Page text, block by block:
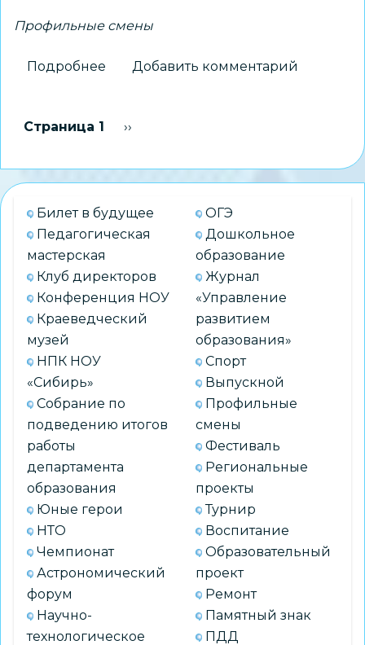
Профильные смены
Подробнее
«Каравелла»
на
смене на
Черноморском
Добавить комментарий
Нумерация
Страница 1 Следующая страница
››
Билет в будущее
Педагогическая
мастерская
Клуб директоров
Конференция НОУ
Краеведческий
музей
НПК НОУ
«Сибирь»
Собрание по
подведению итогов
работы
департамента
образования
Юные герои
НТО
Чемпионат
Астрономический
форум
Научно-
технологическое
ОГЭ
Дошкольное
образование
Журнал
«Управление
развитием
образования»
Спорт
Выпускной
Профильные
смены
Фестиваль
Региональные
проекты
Турнир
Воспитание
Образовательный
проект
Ремонт
Памятный знак
ПДД